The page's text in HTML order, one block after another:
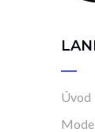
Úvod